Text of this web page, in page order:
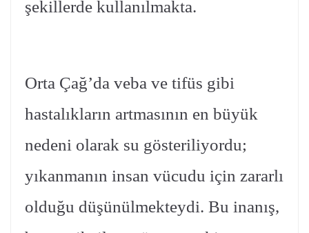
şekillerde kullanılmakta.
Orta Çağ’da veba ve tifüs gibi
hastalıkların artmasının en büyük
nedeni olarak su gösteriliyordu;
yıkanmanın insan vücudu için zararlı
olduğu düşünülmekteydi. Bu inanış,